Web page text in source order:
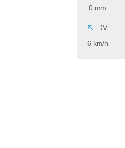
0 mm
JV
6 km/h